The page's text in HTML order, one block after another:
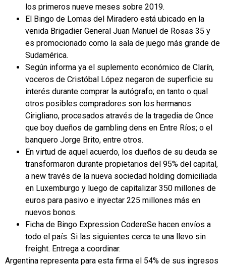
los primeros nueve meses sobre 2019.
El Bingo de Lomas del Miradero está ubicado en la
venida Brigadier General Juan Manuel de Rosas 35 y
es promocionado como la sala de juego más grande de
Sudamérica.
Según informa ya el suplemento económico de Clarín,
voceros de Cristóbal López negaron de superficie su
interés durante comprar la autógrafo; en tanto o qual
otros posibles compradores son los hermanos
Cirigliano, procesados através de la tragedia de Once
que boy dueños de gambling dens en Entre Ríos; o el
banquero Jorge Brito, entre otros.
En virtud de aquel acuerdo, los dueños de su deuda se
transformaron durante propietarios del 95% del capital,
a new través de la nueva sociedad holding domiciliada
en Luxemburgo y luego de capitalizar 350 millones de
euros para pasivo e inyectar 225 millones más en
nuevos bonos.
Ficha de Bingo Expression CodereSe hacen envíos a
todo el país. Si las siguientes cerca te una llevo sin
freight. Entrega a coordinar.
Argentina representa para esta firma el 54% de sus ingresos